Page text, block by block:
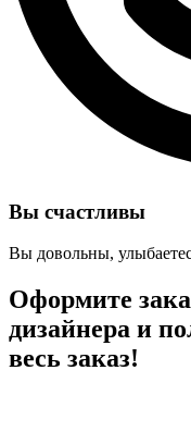
Вы счастливы
Вы довольны,
Оформите
дизайнера и
весь заказ!